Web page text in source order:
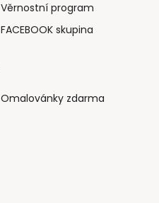
Věrnostní program
FACEBOOK skupina
Omalovánky zdarma